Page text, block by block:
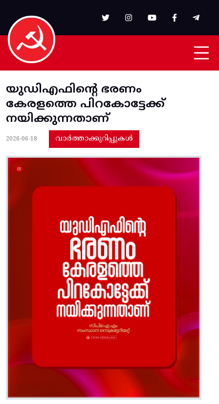
യുഡിഎഫിന്റെ ഭരണം
കേരളത്തെ പിറകോട്ടേക്ക്‌
നയിക്കുന്നതാണ്
2026-06-18 വാർത്താക്കുറിപ്പുകൾ